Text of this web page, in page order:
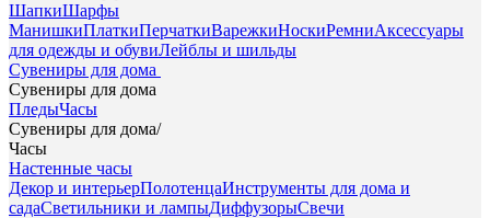
ШапкиШарфы
МанишкиПлаткиПерчаткиВарежкиНоскиРемниАксессуары
для одежды и обувиЛейблы и шильды
Сувениры для дома
Сувениры для дома
ПледыЧасы
Сувениры для дома/
Часы
Настенные часы
Декор и интерьерПолотенцаИнструменты для дома и
садаСветильники и лампыДиффузорыСвечи